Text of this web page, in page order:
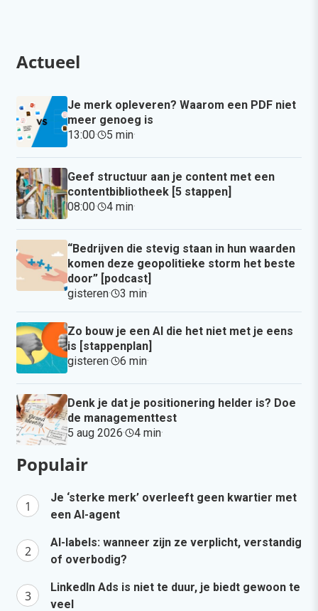
Actueel
Je merk opleveren? Waarom een PDF niet
meer genoeg is
13:00· 5 min·
Geef structuur aan je content met een
contentbibliotheek [5 stappen]
08:00· 4 min·
“Bedrijven die stevig staan in hun waarden
komen deze geopolitieke storm het beste
door” [podcast]
gisteren· 3 min·
Zo bouw je een AI die het niet met je eens
is [stappenplan]
gisteren· 6 min·
Denk je dat je positionering helder is? Doe
de managementtest
5 aug 2026· 4 min·
Populair
Je ‘sterke merk’ overleeft geen kwartier met
een AI-agent
AI-labels: wanneer zijn ze verplicht, verstandig
of overbodig?
LinkedIn Ads is niet te duur, je biedt gewoon te
veel